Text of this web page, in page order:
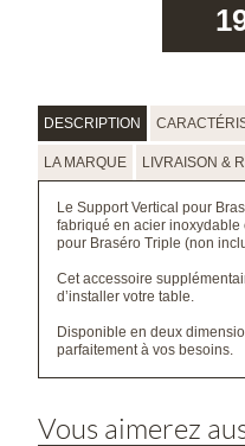
DESCRIPTION
LA MARQUE LIVRAISON &
Le Support Vertical pour
fabriqué en acier inoxydable
pour Braséro Triple (non
Cet accessoire
d’installer votre table.
Disponible en deux
parfaitement à vos besoins.
Vous aimerez